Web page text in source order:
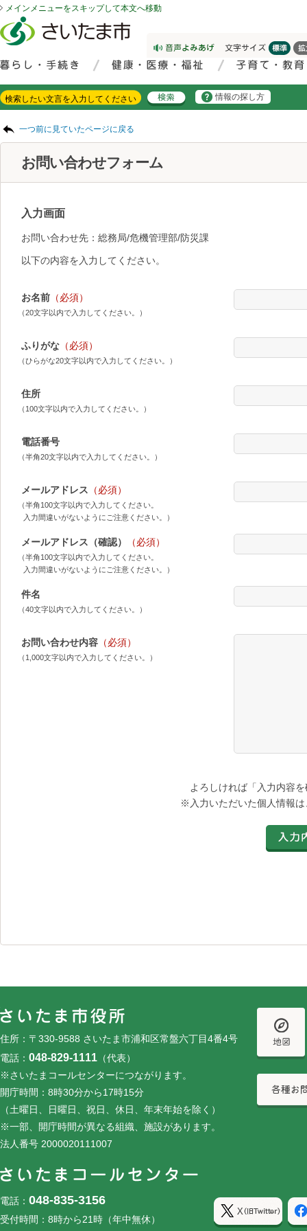
メインメニューをスキップして本文へ移動
情報の探し方
一つ前に見ていたページに戻る
お問い合わせフォーム
入力画面
お問い合わせ先：総務局/危機管理部/防災課
以下の内容を入力してください。
お名前 （必須）
（20文字以内で入力してください。）
ふりがな （必須）
（ひらがな20文字以内で入力してください。）
住所
（100文字以内で入力してください。）
電話番号
（半角20文字以内で入力してください。）
メールアドレス （必須）
（半角100文字以内で入力してください。
入力間違いがないようにご注意ください。）
メールアドレス（確認） （必須）
（半角100文字以内で入力してください。
入力間違いがないようにご注意ください。）
件名
（40文字以内で入力してください。）
お問い合わせ内容 （必須）
（1,000文字以内で入力してください。）
よろしければ「入力内容
※入力いただいた個人情報
住所：〒330-9588 さいたま市浦和区常盤六丁目4番4号
電話： 048-829-1111 （代表）
※さいたまコールセンターにつながります。
開庁時間：8時30分から17時15分
（土曜日、日曜日、祝日、休日、年末年始を除く）
※一部、開庁時間が異なる組織、施設があります。
法人番号 2000020111007
電話： 048-835-3156
受付時間：8時から21時（年中無休）